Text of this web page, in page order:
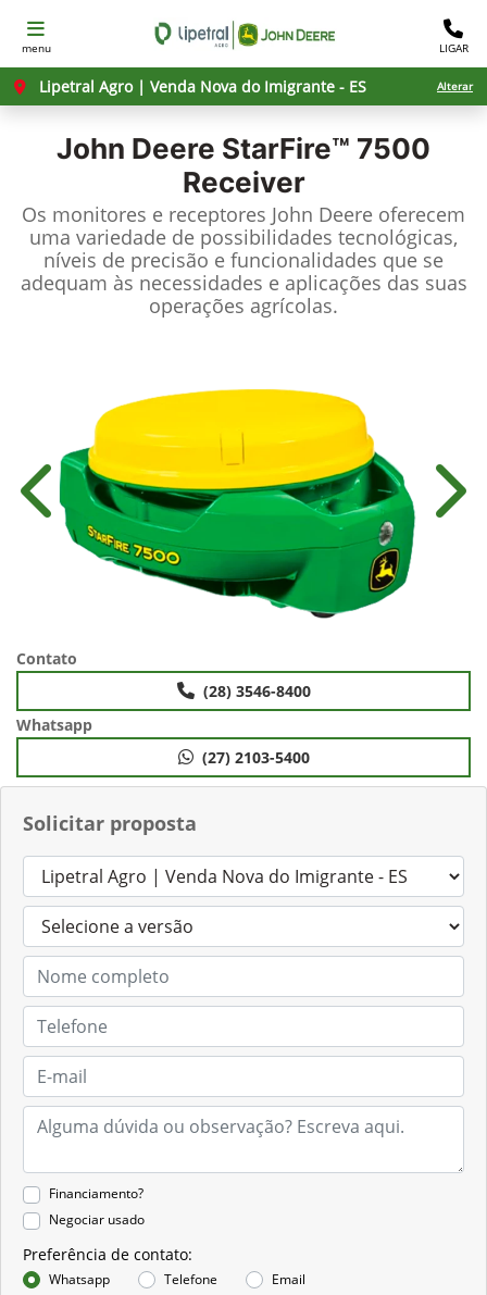
menu LIGAR
Lipetral Agro | Venda Nova do Imigrante - ES Alterar
John Deere StarFire™ 7500
Receiver
Os monitores e receptores John Deere oferecem
uma variedade de possibilidades tecnológicas,
níveis de precisão e funcionalidades que se
adequam às necessidades e aplicações das suas
operações agrícolas.
Solicitar proposta
Financiamento?
Negociar usado
Preferência de contato:
Whatsapp Telefone Email
Anterior
Contato
(28) 3546-8400
Whatsapp
(27) 2103-5400